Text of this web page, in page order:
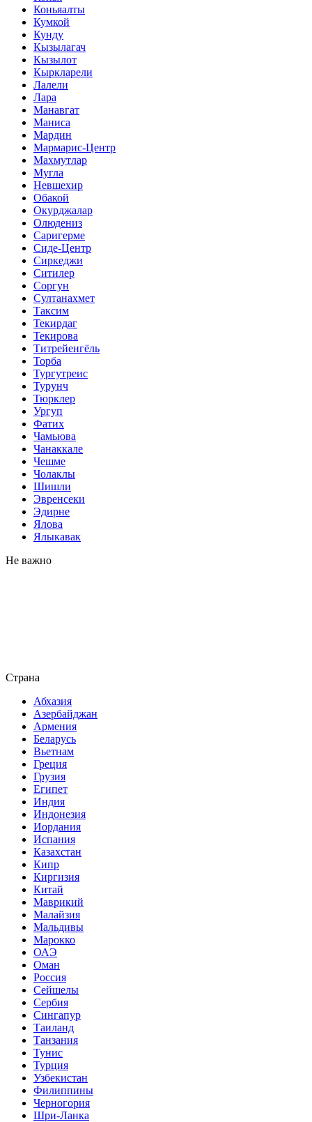
Коньяалты
Кумкой
Кунду
Кызылагач
Кызылот
Кыркларели
Лалели
Лара
Манавгат
Маниса
Мардин
Мармарис-Центр
Махмутлар
Мугла
Невшехир
Обакой
Окурджалар
Олюдениз
Саригерме
Сиде-Центр
Сиркеджи
Ситилер
Соргун
Султанахмет
Таксим
Текирдаг
Текирова
Титрейенгёль
Торба
Тургутреис
Турунч
Тюрклер
Ургуп
Фатих
Чамьюва
Чанаккале
Чешме
Чолаклы
Шишли
Эвренсеки
Эдирне
Ялова
Ялыкавак
Не важно
Страна
Абхазия
Азербайджан
Армения
Беларусь
Вьетнам
Греция
Грузия
Египет
Индия
Индонезия
Иордания
Испания
Казахстан
Кипр
Киргизия
Китай
Маврикий
Малайзия
Мальдивы
Марокко
ОАЭ
Оман
Россия
Сейшелы
Сербия
Сингапур
Таиланд
Танзания
Тунис
Турция
Узбекистан
Филиппины
Черногория
Шри-Ланка